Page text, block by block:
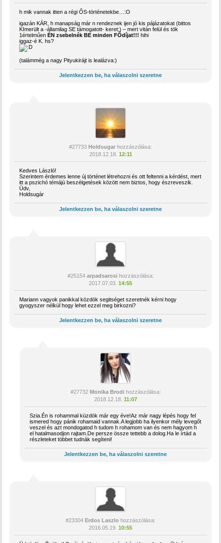
h mik vannak itten a régi ŐS-történetekbe…:O
igazán KÁR, h manapság már n rendeznek ijen jó kis pájázatokat (bittos
KImerült a -államilag SE támogatott- keret;) – mert vitán felül és tök
1értelműenÉN zsebelnék BE minden FŐdíjat!!! hihi
iggaz-é K. hs?
(talámmég a nagy Pityukirájt is lealázva:)
Jelentkezzen be, ha válaszolni szeretne
#27733 Holdsugar hozzászólása:
2018.12.18. 12:11
Kedves László!
Szerintem érdemes lenne új történet létrehozni és ott feltenni a kérdést, mert
itt a pszichó témájú beszélgetések között nem biztos, hogy észreveszik.
Üdv,
Holdsugár
Jelentkezzen be, ha válaszolni szeretne
#25154 arpadsarosihozzászólása:
2017.07.03. 14:55
Mariann vagyok panikkal közdök segitséget szeretnék kérni hogy
gyogyszer nélkül hogy lehet ezzel meg birkozni?
Jelentkezzen be, ha válaszolni szeretne
#27732 Monika Brodihozzászólása:
2018.12.18. 11:07
Szia.Én is rohammal küzdök már egy éve!Az már nagy lépés hogy fel
ismered hogy pánik rohamaid vannak.A legjobb ha ilyenkor mély levegőt
veszel és azt mondogatod h tudom h rohamom van és nem hagyom h
el hatalmasodjon rajtam.De persze össze tettebb a dolog.Ha le írtád a
részleteket többet tudnák segíteni!
Jelentkezzen be, ha válaszolni szeretne
#23304 Erdos Laszlo hozzászólása:
2016.05.19. 10:55